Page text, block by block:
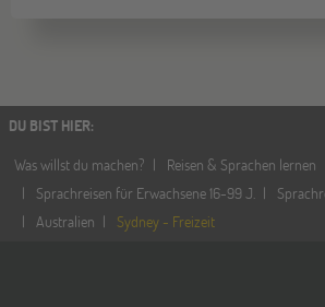
DU BIST HIER:
Was willst du machen?
Reisen & Sprachen lernen
Sprachreisen für Erwachsene 16-99 J.
Australien
Sydney - Freizeit